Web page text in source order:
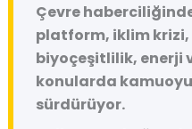
Çevre
platform, iklim
biyoçeşitlilik, enerji
konularda
sürdürüyor.